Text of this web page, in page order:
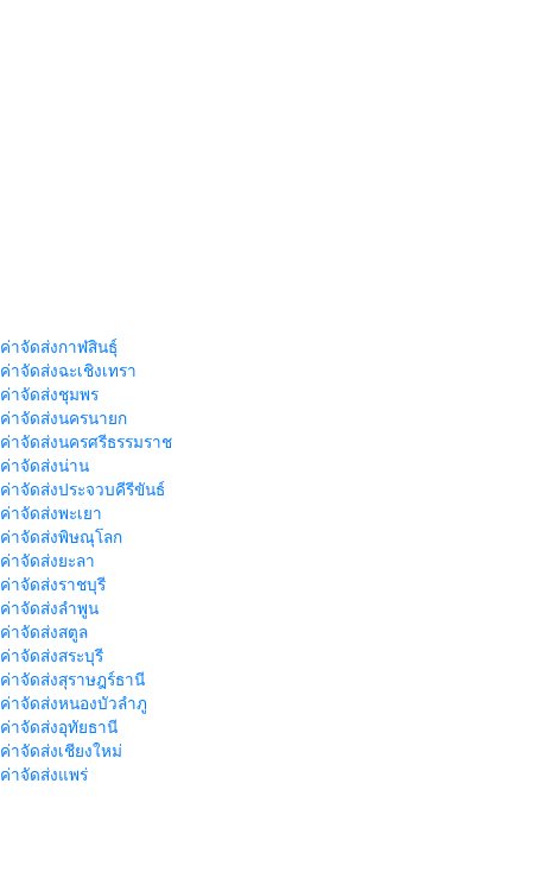
ค่าจัดส่งกาฬสินธุ์
ค่าจัดส่งฉะเชิงเทรา
ค่าจัดส่งชุมพร
ค่าจัดส่งนครนายก
ค่าจัดส่งนครศรีธรรมราช
ค่าจัดส่งน่าน
ค่าจัดส่งประจวบคีรีขันธ์
ค่าจัดส่งพะเยา
ค่าจัดส่งพิษณุโลก
ค่าจัดส่งยะลา
ค่าจัดส่งราชบุรี
ค่าจัดส่งลำพูน
ค่าจัดส่งสตูล
ค่าจัดส่งสระบุรี
ค่าจัดส่งสุราษฎร์ธานี
ค่าจัดส่งหนองบัวลำภู
ค่าจัดส่งอุทัยธานี
ค่าจัดส่งเชียงใหม่
ค่าจัดส่งแพร่